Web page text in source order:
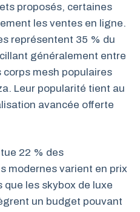
proposés, certaines
les ventes en ligne.
représentent 35 % du
généralement entre
corps mesh populaires
Leur popularité tient au
avancée offerte
22 % des
modernes varient en prix
que les skybox de luxe
un budget pouvant